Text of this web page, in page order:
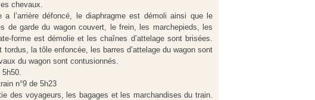
chevaux.
l’arrière défoncé, le diaphragme est démoli ainsi que le
de garde du wagon couvert, le frein, les marchepieds, les
forme est démolie et les chaînes d’attelage sont brisées.
la tôle enfoncée, les barres d’attelage du wagon sont
du wagon sont contusionnés.
n°9 de 5h23
des voyageurs, les bagages et les marchandises du train.